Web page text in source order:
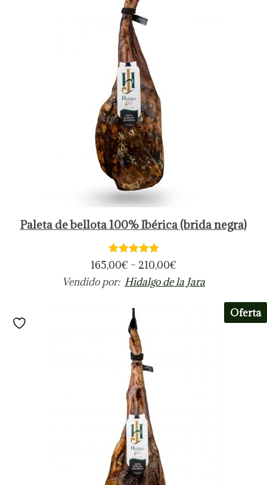
Paleta de bellota 100% Ibérica (brida negra)
165,00€– 210,00€
Vendido por: Hidalgo de la Jara
Oferta